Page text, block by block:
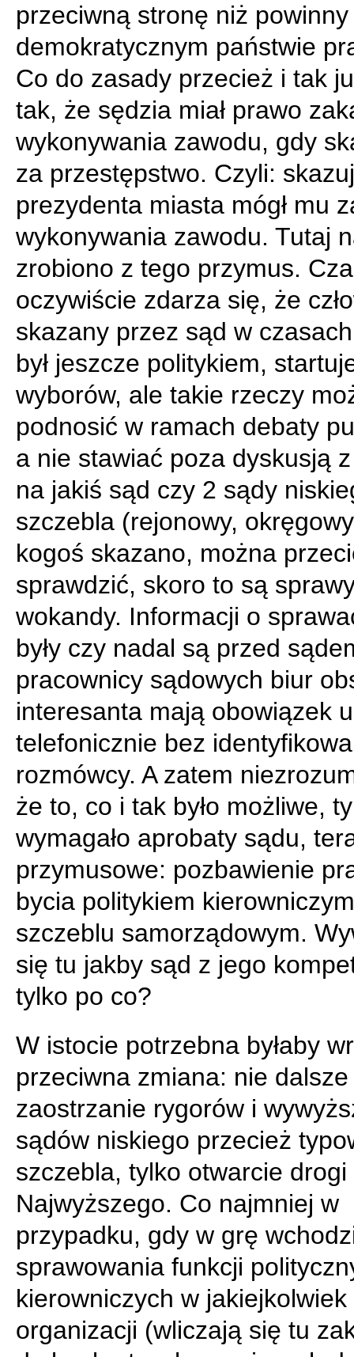
przeciwną stronę niż powinny
demokratycznym państwie
Co do zasady przecież i tak
tak, że sędzia miał prawo
wykonywania zawodu, gdy
za przestępstwo. Czyli:
prezydenta miasta mógł mu
wykonywania zawodu. Tutaj
zrobiono z tego przymus.
oczywiście zdarza się, że
skazany przez sąd w
był jeszcze politykiem,
wyborów, ale takie rzeczy
podnosić w ramach debaty
a nie stawiać poza dyskusją
na jakiś sąd czy 2 sądy
szczebla (rejonowy,
kogoś skazano, można
sprawdzić, skoro to są
wokandy. Informacji o
były czy nadal są przed
pracownicy sądowych biur
interesanta mają obowiązek
telefonicznie bez
rozmówcy. A zatem
że to, co i tak było możliwe,
wymagało aprobaty sądu,
przymusowe: pozbawienie
bycia politykiem
szczeblu samorządowym.
się tu jakby sąd z jego
tylko po co?
W istocie potrzebna byłaby
przeciwna zmiana: nie dalsze
zaostrzanie rygorów i
sądów niskiego przecież
szczebla, tylko otwarcie
Najwyższego. Co najmniej w
przypadku, gdy w grę
sprawowania funkcji
kierowniczych w jakiejkolwiek
organizacji (wliczają się tu